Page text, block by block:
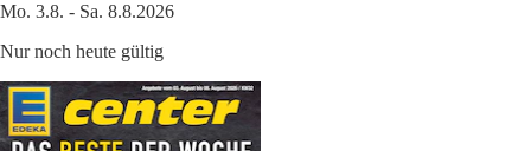
Mo. 3.8. - Sa. 8.8.2026
Nur noch heute gültig